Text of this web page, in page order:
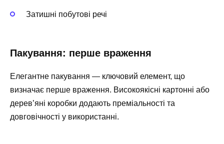
Затишні побутові речі
Пакування: перше враження
Елегантне пакування — ключовий елемент, що
визначає перше враження. Високоякісні картонні або
дерев’яні коробки додають преміальності та
довговічності у використанні.